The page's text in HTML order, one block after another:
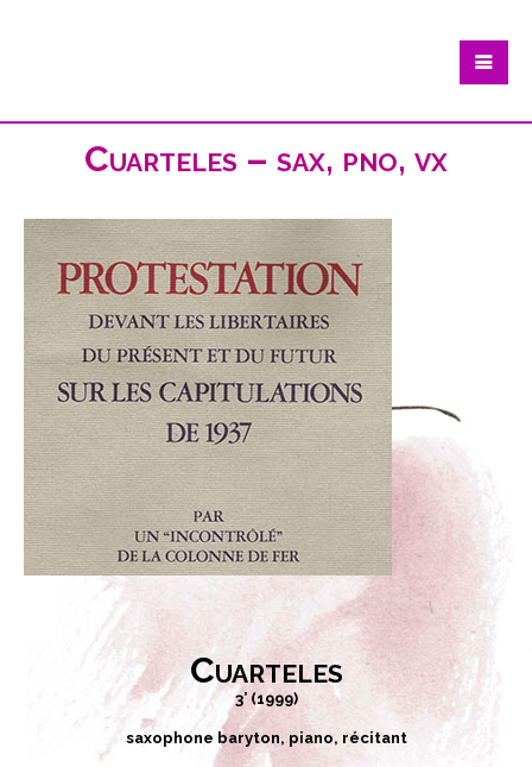
Cuarteles – sax, pno, vx
Cuarteles
3’ (1999)
saxophone baryton, piano, récitant